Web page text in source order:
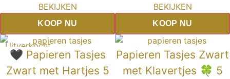
BEKIJKEN
KOOP NU
BEKIJKEN
KOOP NU
Uitverkocht
🖤 Papieren Tasjes
Zwart met Hartjes 5
Papieren Tasjes Zwart
met Klavertjes 🍀 5